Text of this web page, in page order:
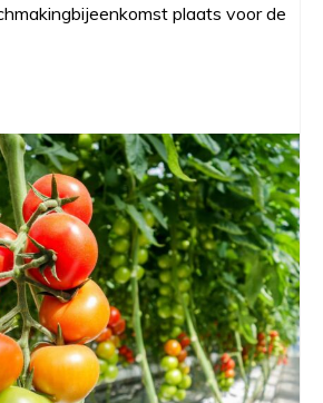
plaats voor de